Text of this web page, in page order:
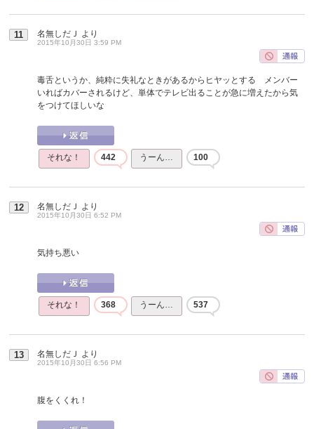
11 名無しだＪ より
2015年10月30日 3:59 PM
毒舌というか、純粋に失礼なときがあるからヒヤッとする メンバー
いればカバーされるけど、単体でテレビ出ることが急に増えたから気
をつけてほしいな
それな！ 442 うーん… 100
12 名無しだＪ より
2015年10月30日 6:52 PM
気持ち悪い
それな！ 368 うーん… 537
13 名無しだＪ より
2015年10月30日 6:56 PM
腹をくくれ！